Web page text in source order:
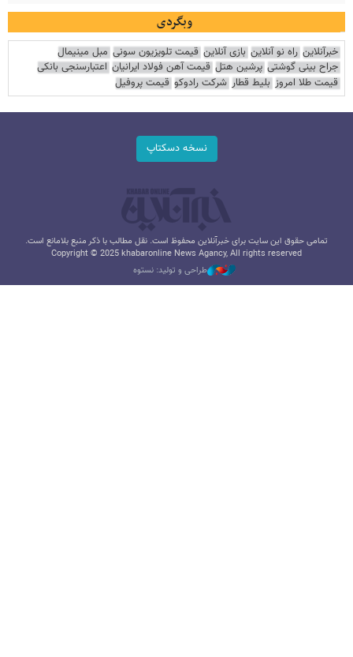
وبگردی
خبرآنلاین راه نو آنلاین بازی آنلاین قیمت تلویزیون سونی مبل مینیمال
جراح بینی گوشتی پرشین هتل قیمت آهن فولاد ایرانیان اعتبارسنجی بانکی
قیمت طلا امروز بلیط قطار شرکت رادوکو قیمت پروفیل
نسخه دسکتاپ
تمامی حقوق این سایت برای خبرآنلاین محفوظ است. نقل مطالب با ذکر منبع بلامانع است.
Copyright © 2025 khabaronline News Agancy, All rights reserved
طراحی و تولید: نستوه